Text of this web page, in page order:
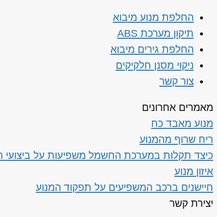
החלפת מנוע מיבוא
תיקון מערכת ABS
החלפת גירים מיבוא
ניקוי מסנן חלקיקים
צור קשר
מאמרים אחרונים
מנוע מאבד כח
ריח שרוף מהמנוע
כיצד תקלות במערכת החשמל משפיעות על ביצועי
איזון מנוע
חיישנים ברכב המשפיעים על תפקוד המנוע
יצירת קשר